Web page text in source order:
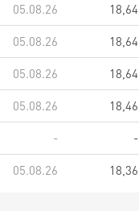
05.08.26 18,64
05.08.26 18,64
05.08.26 18,64
05.08.26 18,46
- -
05.08.26 18,36